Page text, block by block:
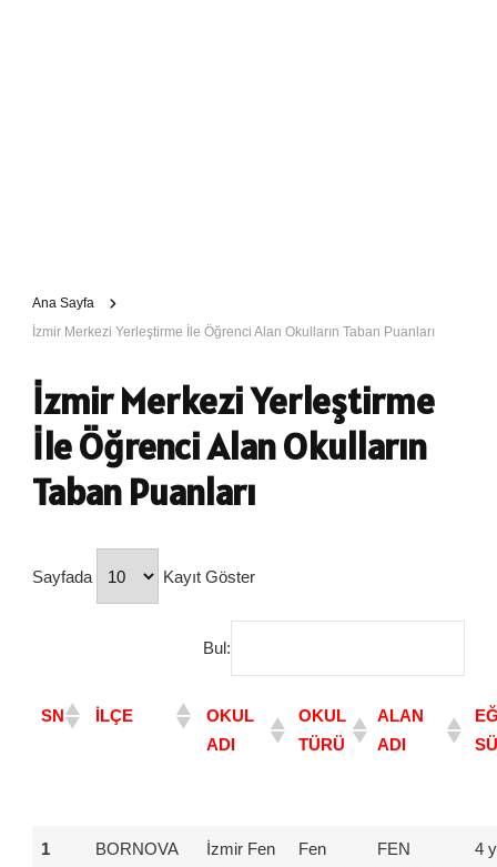
Ana Sayfa
İzmir Merkezi Yerleştirme İle Öğrenci Alan Okulların Taban Puanları
İzmir Merkezi Yerleştirme
İle Öğrenci Alan Okulların
Taban Puanları
Sayfada Kayıt Göster
Bul:
SN İLÇE
OKUL
ADI
OKUL
TÜRÜ
ALAN
ADI
1 BORNOVA
İzmir Fen
Fen
FEN
4